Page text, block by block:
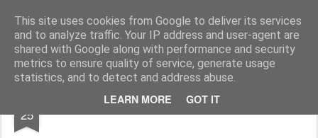
This site uses cookies from Google to deliver its services
and to analyze traffic. Your IP address and user-agent are
shared with Google along with performance and security
metrics to ensure quality of service, generate usage
statistics, and to detect and address abuse.
LEARN MORE GOT IT
Geopalavras
canal800 clique ZapCanal
25 Uma fórmula de sucesso.